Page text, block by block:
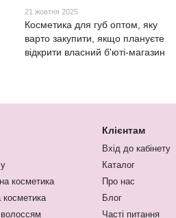
21 жовтня 2025
Косметика для губ оптом, яку
варто закупити, якщо плануєте
відкрити власний б'юті-магазин
косметика
Клієнтам
Вхід до кабінету
Каталог
Про нас
Блог
Часті питання